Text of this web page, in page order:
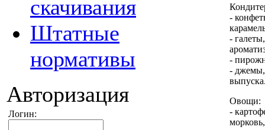
скачивания
Штатные
нормативы
Авторизация
Логин:
-
-
-
- джемы,
Овощи:
-